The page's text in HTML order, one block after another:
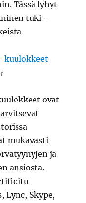
Tässä lyhyt
tuki -
ovat
mukavasti
ja
ansiosta.
Lync, Skype,